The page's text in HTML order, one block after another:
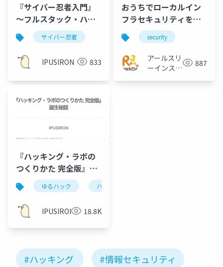
『サイバー忍者入門』
～フルスタック・ハッ
キングの世界～
サイバー忍者
IPUSIRON 833
おうちでローカルイン
フラセキュリティを学
ぼう
security
アールスリ
ーインステ
887
『ハッキング・ラボの
つくりかた 完全版』誕
生秘話 ゆるハック ハッキングラボ
IPUSIRON 18.8K
#ハッキング #情報セキュリティ